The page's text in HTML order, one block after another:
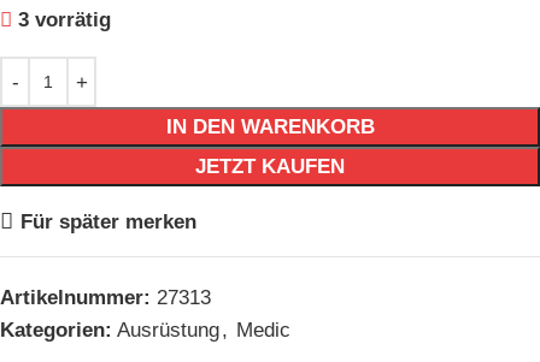
3 vorrätig
IN DEN WARENKORB
JETZT KAUFEN
Für später merken
Artikelnummer: 27313
Kategorien: Ausrüstung, Medic